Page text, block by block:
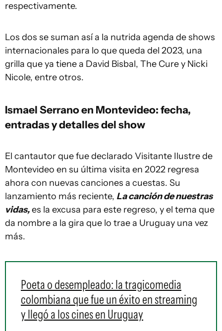
respectivamente.
Los dos se suman así a la nutrida agenda de shows
internacionales para lo que queda del 2023, una
grilla que ya tiene a David Bisbal, The Cure y Nicki
Nicole, entre otros.
Ismael Serrano en Montevideo: fecha,
entradas y detalles del show
El cantautor que fue declarado Visitante Ilustre de
Montevideo en su última visita en 2022 regresa
ahora con nuevas canciones a cuestas. Su
lanzamiento más reciente, La canción de nuestras
vidas,es la excusa para este regreso, y el tema que
da nombre a la gira que lo trae a Uruguay una vez
más.
Poeta o desempleado: la tragicomedia
colombiana que fue un éxito en streaming
y llegó a los cines en Uruguay